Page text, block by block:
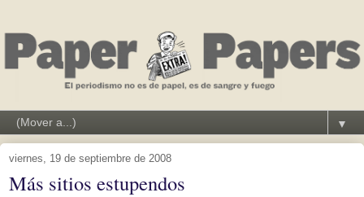
▼
viernes, 19 de septiembre de 2008
Más sitios estupendos